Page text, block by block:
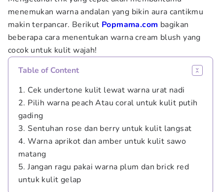
menemukan warna andalan yang bikin aura cantikmu
makin terpancar. Berikut Popmama.com bagikan
beberapa cara menentukan warna cream blush yang
cocok untuk kulit wajah!
Table of Content
1. Cek undertone kulit lewat warna urat nadi
2. Pilih warna peach Atau coral untuk kulit putih
gading
3. Sentuhan rose dan berry untuk kulit langsat
4. Warna aprikot dan amber untuk kulit sawo
matang
5. Jangan ragu pakai warna plum dan brick red
untuk kulit gelap